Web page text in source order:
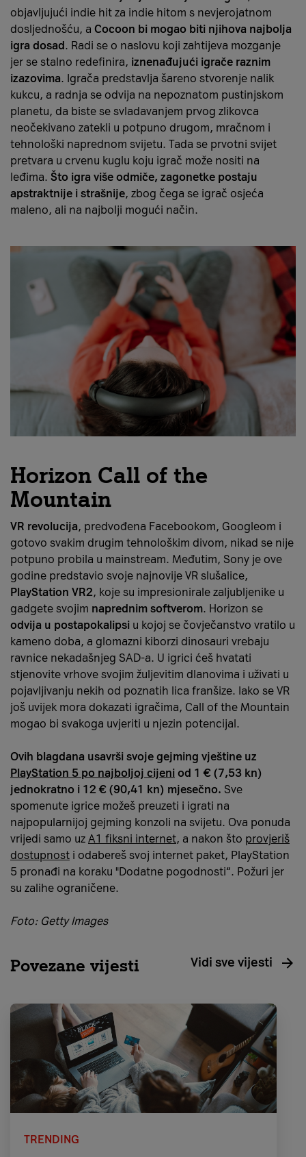
objavljujući indie hit za indie hitom s nevjerojatnom
dosljednošću, a Cocoon bi mogao biti njihova najbolja
igra dosad. Radi se o naslovu koji zahtijeva mozganje
jer se stalno redefinira, iznenađujući igrače raznim
izazovima. Igrača predstavlja šareno stvorenje nalik
kukcu, a radnja se odvija na nepoznatom pustinjskom
planetu, da biste se svladavanjem prvog zlikovca
neočekivano zatekli u potpuno drugom, mračnom i
tehnološki naprednom svijetu. Tada se prvotni svijet
pretvara u crvenu kuglu koju igrač može nositi na
leđima. Što igra više odmiče, zagonetke postaju
apstraktnije i strašnije, zbog čega se igrač osjeća
maleno, ali na najbolji mogući način.
Horizon Call of the
Mountain
VR revolucija, predvođena Facebookom, Googleom i
gotovo svakim drugim tehnološkim divom, nikad se nije
potpuno probila u mainstream. Međutim, Sony je ove
godine predstavio svoje najnovije VR slušalice,
PlayStation VR2, koje su impresionirale zaljubljenike u
gadgete svojim naprednim softverom. Horizon se
odvija u postapokalipsi u kojoj se čovječanstvo vratilo u
kameno doba, a glomazni kiborzi dinosauri vrebaju
ravnice nekadašnjeg SAD-a. U igrici ćeš hvatati
stjenovite vrhove svojim žuljevitim dlanovima i uživati u
pojavljivanju nekih od poznatih lica franšize. Iako se VR
još uvijek mora dokazati igračima, Call of the Mountain
mogao bi svakoga uvjeriti u njezin potencijal.
Ovih blagdana usavrši svoje gejming vještine uz
PlayStation 5 po najboljoj cijeni od 1 € (7,53 kn)
jednokratno i 12 € (90,41 kn) mjesečno. Sve
spomenute igrice možeš preuzeti i igrati na
najpopularnijoj gejming konzoli na svijetu. Ova ponuda
vrijedi samo uz A1 fiksni internet, a nakon što provjeriš
dostupnost i odabereš svoj internet paket, PlayStation
5 pronađi na koraku "Dodatne pogodnosti“. Požuri jer
su zalihe ograničene.
Foto: Getty Images
Povezane vijesti Vidi sve vijesti
TRENDING